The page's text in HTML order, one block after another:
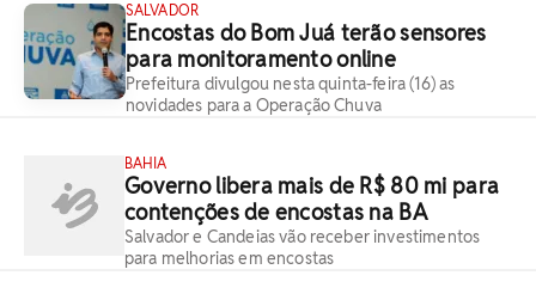
SALVADOR
Encostas do Bom Juá terão sensores
para monitoramento online
Prefeitura divulgou nesta quinta-feira (16) as
novidades para a Operação Chuva
BAHIA
Governo libera mais de R$ 80 mi para
contenções de encostas na BA
Salvador e Candeias vão receber investimentos
para melhorias em encostas